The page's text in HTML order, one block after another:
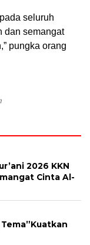
seluruh
dan semangat
pungka orang
2026 KKN
Cinta Al-